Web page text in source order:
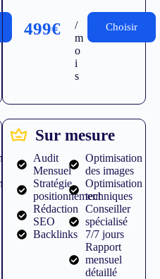
499€
/
m
o
i
s
Choisir
Sur mesure
Audit
Mensuel
Stratégie
positionnement
Rédaction
SEO
Backlinks
Optimisation
des images
Optimisation
techniques
Conseiller
spécialisé
7/7 jours
Rapport
mensuel
détaillé